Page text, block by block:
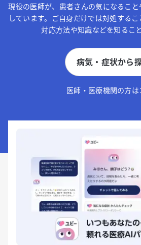
現役の医師が、患者さんの気になるこ
しています。ご自身だけでは対処する
対応方法や知識などを知るこ
病気・症状から
医師・医療機関の方は